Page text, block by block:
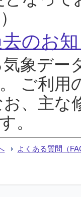
のお
象デー
ご利用
、主な
。
よくある質問（